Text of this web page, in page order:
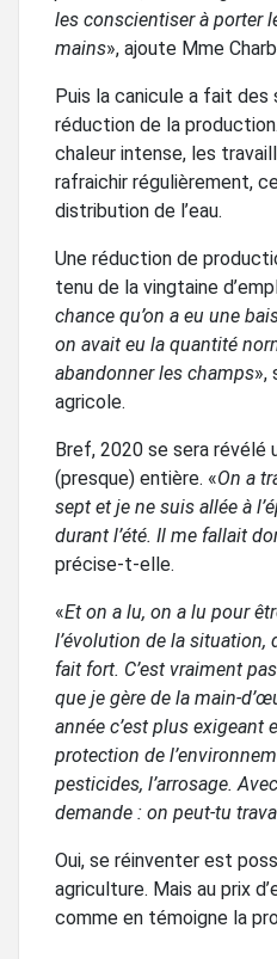
les conscientiser à porter
mains», ajoute Mme
Puis la canicule a fait des
réduction de la
chaleur intense, les
rafraichir régulièrement,
distribution de l’eau.
Une réduction de
tenu de la vingtaine
chance qu’on a eu une
on avait eu la quantité
abandonner les champs»,
agricole.
Bref, 2020 se sera révélé
(presque) entière. «On a
sept et je ne suis allée à
durant l’été. Il me fallait
précise-t-elle.
«Et on a lu, on a lu pour
l’évolution de la situation,
fait fort. C’est vraiment
que je gère de la main-
année c’est plus exigeant
protection de
pesticides, l’arrosage.
demande : on peut-tu
Oui, se réinventer est
agriculture. Mais au prix
comme en témoigne la